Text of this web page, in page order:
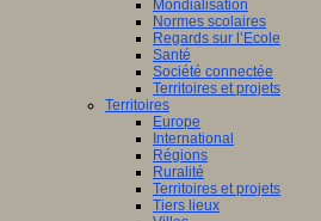
Mondialisation
Normes scolaires
Regards sur l’Ecole
Santé
Société connectée
Territoires et projets
Territoires
Europe
International
Régions
Ruralité
Territoires et projets
Tiers lieux